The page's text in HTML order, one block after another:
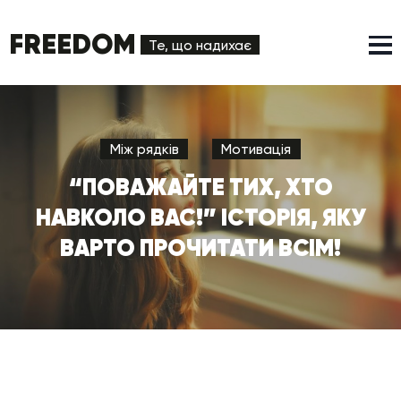
FREEDOM Те, що надихає
Між рядків Мотивація
“ПОВАЖАЙТЕ ТИХ, ХТО
НАВКОЛО ВАС!” ІСТОРІЯ, ЯКУ
ВАРТО ПРОЧИТАТИ ВСІМ!